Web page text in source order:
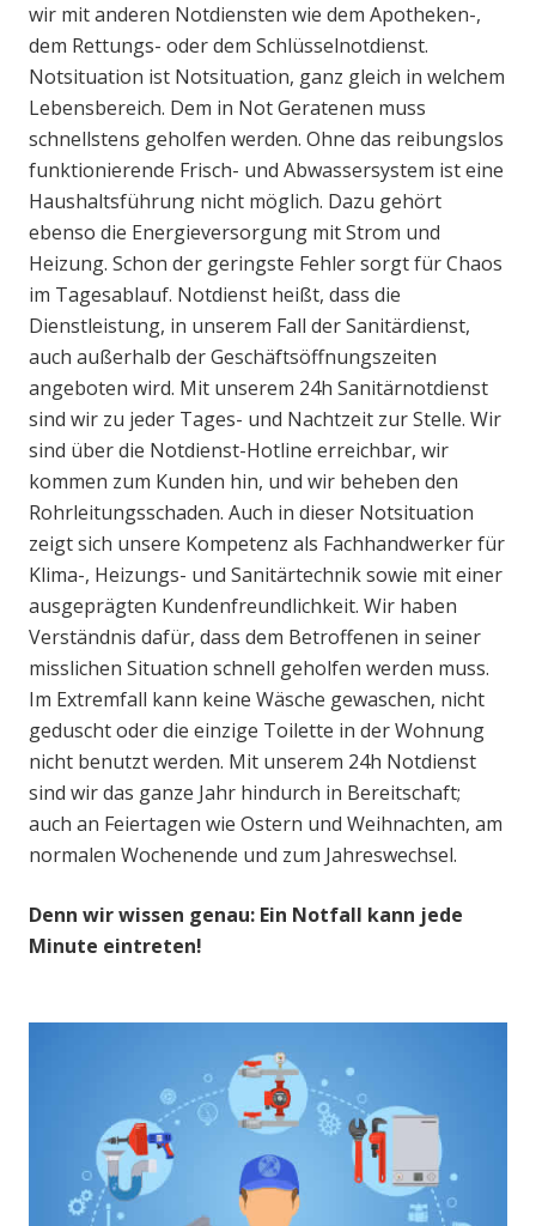
wir mit anderen Notdiensten wie dem Apotheken-,
dem Rettungs- oder dem Schlüsselnotdienst.
Notsituation ist Notsituation, ganz gleich in welchem
Lebensbereich. Dem in Not Geratenen muss
schnellstens geholfen werden. Ohne das reibungslos
funktionierende Frisch- und Abwassersystem ist eine
Haushaltsführung nicht möglich. Dazu gehört
ebenso die Energieversorgung mit Strom und
Heizung. Schon der geringste Fehler sorgt für Chaos
im Tagesablauf. Notdienst heißt, dass die
Dienstleistung, in unserem Fall der Sanitärdienst,
auch außerhalb der Geschäftsöffnungszeiten
angeboten wird. Mit unserem 24h Sanitärnotdienst
sind wir zu jeder Tages- und Nachtzeit zur Stelle. Wir
sind über die Notdienst-Hotline erreichbar, wir
kommen zum Kunden hin, und wir beheben den
Rohrleitungsschaden. Auch in dieser Notsituation
zeigt sich unsere Kompetenz als Fachhandwerker für
Klima-, Heizungs- und Sanitärtechnik sowie mit einer
ausgeprägten Kundenfreundlichkeit. Wir haben
Verständnis dafür, dass dem Betroffenen in seiner
misslichen Situation schnell geholfen werden muss.
Im Extremfall kann keine Wäsche gewaschen, nicht
geduscht oder die einzige Toilette in der Wohnung
nicht benutzt werden. Mit unserem 24h Notdienst
sind wir das ganze Jahr hindurch in Bereitschaft;
auch an Feiertagen wie Ostern und Weihnachten, am
normalen Wochenende und zum Jahreswechsel.
Denn wir wissen genau: Ein Notfall kann jede
Minute eintreten!